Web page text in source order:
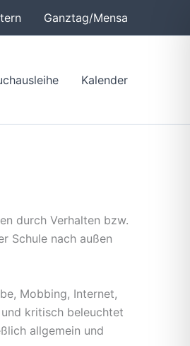
Ganztag/Mensa
Kalender
durch Verhalten bzw.
Schule nach außen
Mobbing, Internet,
kritisch beleuchtet
allgemein und